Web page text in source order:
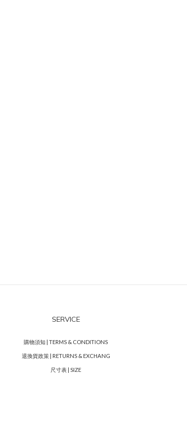
SERVICE
購物須知 | TERMS & CONDITIONS
退換貨政策 | RETURNS & EXCHANG
尺寸表 | SIZE